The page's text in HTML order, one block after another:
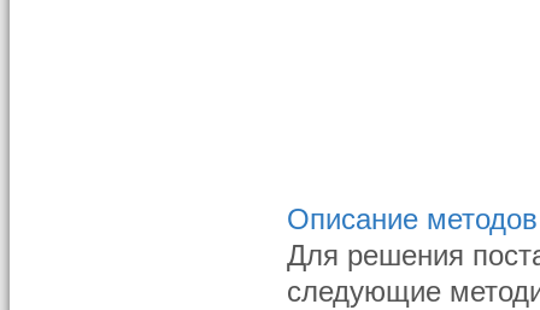
Описание методов
Для решения
следующие